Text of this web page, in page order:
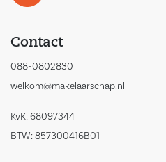
Contact
088-0802830
welkom@makelaarschap.nl
KvK: 68097344
BTW: 857300416B01